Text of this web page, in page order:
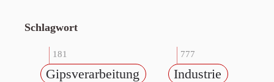
Schlagwort
181
Gipsverarbeitung
777
Industrie